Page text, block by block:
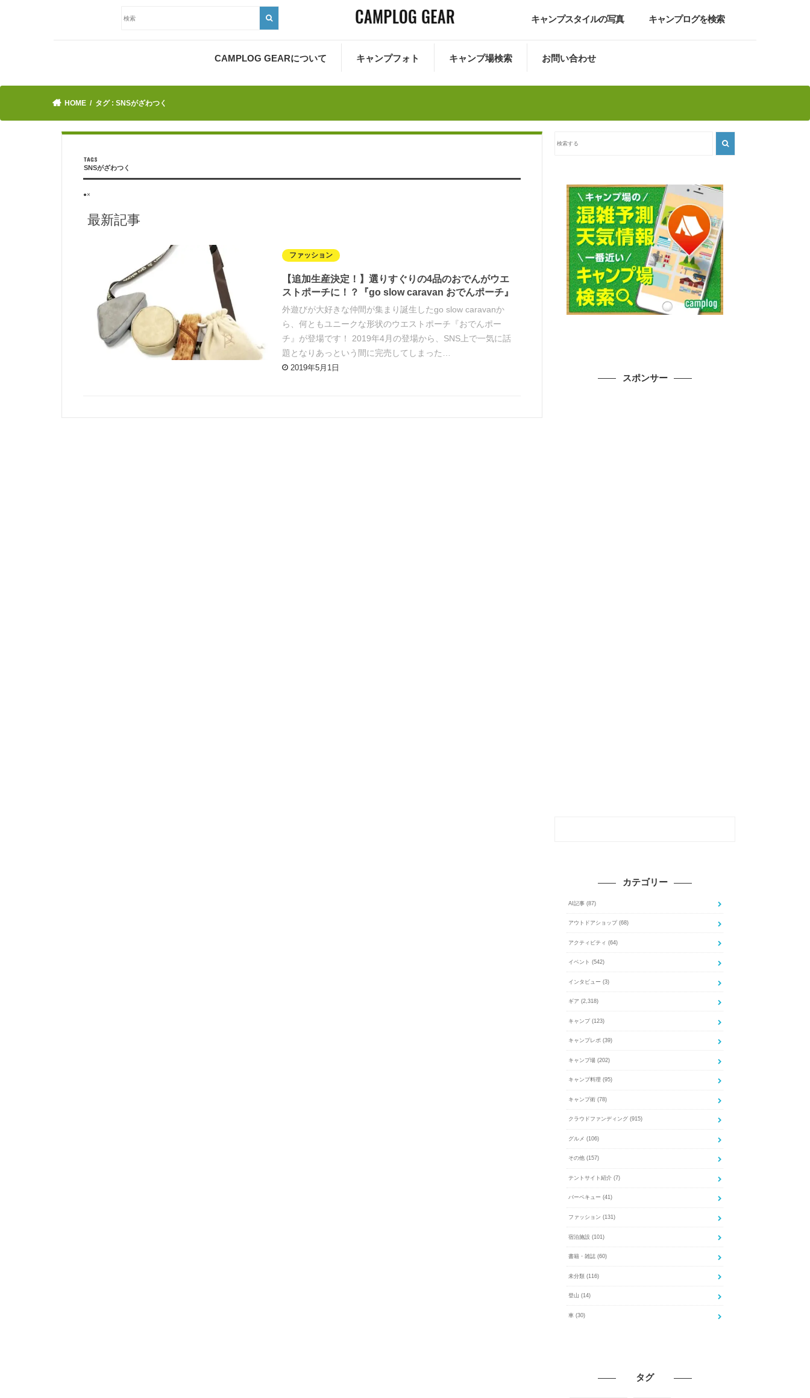
キャンプスタイルの写真 キャンプログを検索
CAMPLOG GEARについて キャンプフォト キャンプ場検索 お問い合わせ
HOME タグ : SNSがざわつく
SNSがざわつく
●×
最新記事
ファッション
【追加生産決定！】選りすぐりの4品のおでんがウエ
ストポーチに！？『go slow caravan おでんポーチ』
外遊びが大好きな仲間が集まり誕生したgo slow caravanか
ら、何ともユニークな形状のウエストポーチ『おでんポー
チ』が登場です！ 2019年4月の登場から、SNS上で一気に話
題となりあっという間に完売してしまった…
2019年5月1日
スポンサー
カテゴリー
AI記事 (87)
アウトドアショップ (68)
アクティビティ (64)
イベント (542)
インタビュー (3)
ギア (2,318)
キャンプ (123)
キャンプレポ (39)
キャンプ場 (202)
キャンプ料理 (95)
キャンプ術 (78)
クラウドファンディング (915)
グルメ (106)
その他 (157)
テントサイト紹介 (7)
バーベキュー (41)
ファッション (131)
宿泊施設 (101)
書籍・雑誌 (60)
未分類 (116)
登山 (14)
車 (30)
タグ